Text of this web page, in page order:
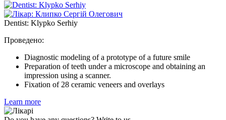
Dentist: Klypko Serhiy
Проведено:
Diagnostic modeling of a prototype of a future smile
Preparation of teeth under a microscope and obtaining an
impression using a scanner.
Fixation of 28 ceramic veneers and overlays
Learn more